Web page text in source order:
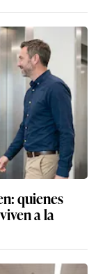
quienes
a la